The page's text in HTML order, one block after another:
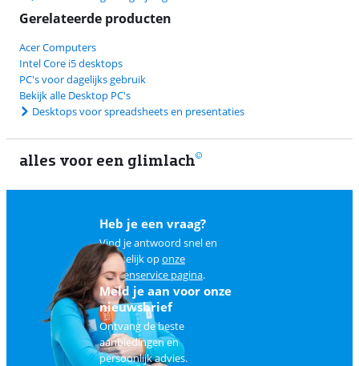
Gerelateerde producten
Acer Computers
Intel Core i5 desktops
PC's voor dagelijks gebruik
Bekijk alle Desktop PC's
Desktops voor spreadsheets en presentaties
alles voor een glimlach
Heb je een vraag?
Vind je antwoord snel en
makkelijk oponze
klantenservice pagina.
Meld je aan voor onze
nieuwsbrief
Ontvang de beste
aanbiedingen en
persoonlijk advies.